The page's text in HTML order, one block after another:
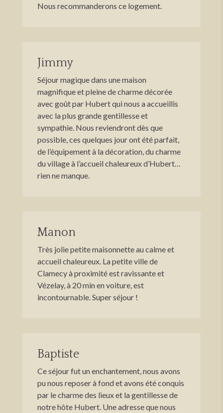
Nous recommanderons ce logement.
Jimmy
Séjour magique dans une maison
magnifique et pleine de charme décorée
avec goût par Hubert qui nous a accueillis
avec la plus grande gentillesse et
sympathie. Nous reviendront dès que
possible, ces quelques jour ont été parfait,
de l’équipement à la décoration, du charme
du village à l’accueil chaleureux d’Hubert…
rien ne manque.
Manon
Très jolie petite maisonnette au calme et
accueil chaleureux. La petite ville de
Clamecy à proximité est ravissante et
Vézelay, à 20 min en voiture, est
incontournable. Super séjour !
Baptiste
Ce séjour fut un enchantement, nous avons
pu nous reposer à fond et avons été conquis
par le charme des lieux et la gentillesse de
notre hôte Hubert. Une adresse que nous